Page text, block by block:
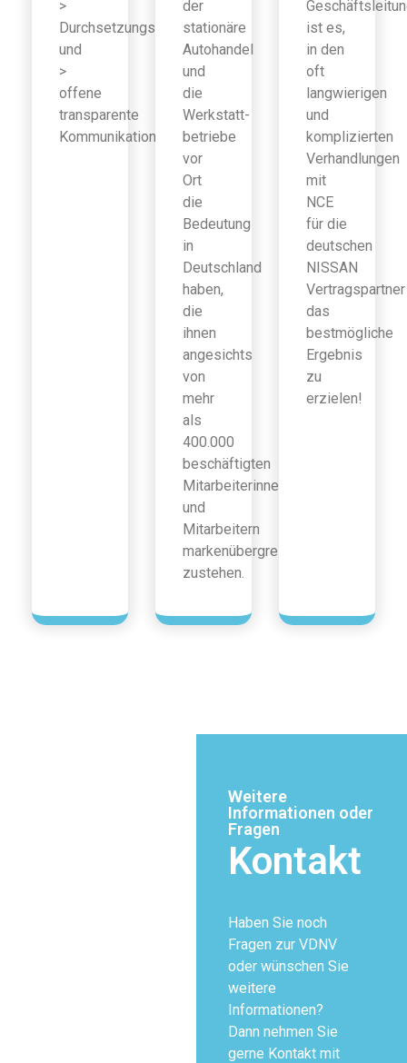
>
Durchsetzungsfähigkeit
und
>
offene
transparente
Kommunikation
der
stationäre
Autohandel
und
die
Werkstatt-
betriebe
vor
Ort
die
Bedeutung
in
Deutschland
haben,
die
ihnen
angesichts
von
mehr
als
400.000
beschäftigten
Mitarbeiterinnen
und
Mitarbeitern
markenübergreifend
zustehen.
ist es,
in den
oft
langwierigen
und
komplizierten
Verhandlungen
mit
NCE
für die
deutschen
NISSAN
Vertragspartner
das
bestmögliche
Ergebnis
zu
erzielen!
Weitere
Informationen oder
Fragen
Kontakt
Haben Sie noch
Fragen zur VDNV
oder wünschen Sie
weitere
Informationen?
Dann nehmen Sie
gerne Kontakt mit